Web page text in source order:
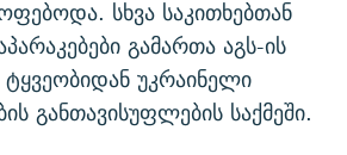
სხვა საკითხებთან
გამართა აგს-ის
უკრაინელი
განთავისუფლების საქმეში.